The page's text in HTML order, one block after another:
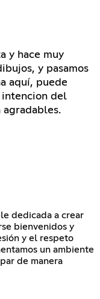
y hace muy
y pasamos
aquí, puede
intencion del
agradables.
dedicada a crear
bienvenidos y
y el respeto
un ambiente
de manera